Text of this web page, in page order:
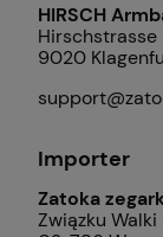
HIRSCH
Hirschstrasse
9020
Importer
Zatoka
Związku Walki